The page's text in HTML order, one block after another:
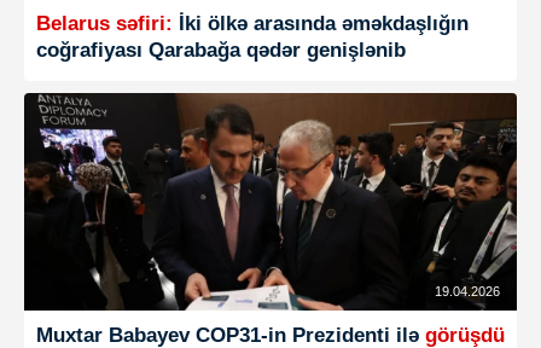
Belarus səfiri: İki ölkə arasında əməkdaşlığın
coğrafiyası Qarabağa qədər genişlənib
19.04.2026
Muxtar Babayev COP31-in Prezidenti ilə görüşdü